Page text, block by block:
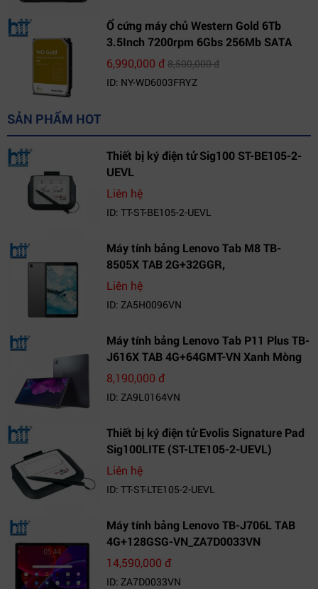
Ổ cứng máy chủ Western Gold 6Tb
3.5Inch 7200rpm 6Gbs 256Mb SATA
(WD6003FRYZ)
6,990,000 đ8,500,000 đ
ID: NY-WD6003FRYZ
SẢN PHẨM HOT
Thiết bị ký điện tử Sig100 ST-BE105-2-
UEVL
Liên hệ
ID: TT-ST-BE105-2-UEVL
Máy tính bảng Lenovo Tab M8 TB-
8505X TAB 2G+32GGR,
VN_ZA5H0096VN
Liên hệ
ID: ZA5H0096VN
Máy tính bảng Lenovo Tab P11 Plus TB-
J616X TAB 4G+64GMT-VN Xanh Mòng
Két_ZA9L0164VN
8,190,000 đ
ID: ZA9L0164VN
Thiết bị ký điện tử Evolis Signature Pad
Sig100LITE (ST-LTE105-2-UEVL)
Liên hệ
ID: TT-ST-LTE105-2-UEVL
Máy tính bảng Lenovo TB-J706L TAB
4G+128GSG-VN_ZA7D0033VN
14,590,000 đ
ID: ZA7D0033VN